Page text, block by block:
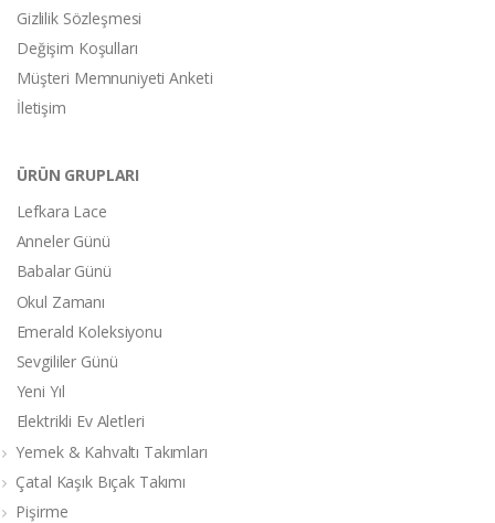
Gizlilik Sözleşmesi
Değişim Koşulları
Müşteri Memnuniyeti Anketi
İletişim
ÜRÜN GRUPLARI
Lefkara Lace
Anneler Günü
Babalar Günü
Okul Zamanı
Emerald Koleksiyonu
Sevgililer Günü
Yeni Yıl
Elektrikli Ev Aletleri
Yemek & Kahvaltı Takımları
Çatal Kaşık Bıçak Takımı
Pişirme